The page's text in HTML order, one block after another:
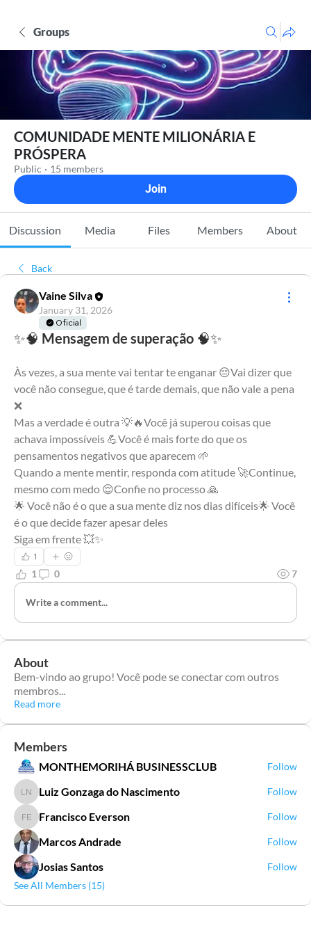
Groups
COMUNIDADE MENTE MILIONÁRIA E
PRÓSPERA
Public · 15 members
Join
Discussion Media Files Members About
Back
Vaine Silva
January 31, 2026
Oficial
✨🧠 Mensagem de superação 🧠✨
Às vezes, a sua mente vai tentar te enganar 😔Vai dizer que
você não consegue, que é tarde demais, que não vale a pena
❌
Mas a verdade é outra 💡🔥Você já superou coisas que
achava impossíveis 💪Você é mais forte do que os
pensamentos negativos que aparecem 🌱
Quando a mente mentir, responda com atitude 🚀Continue,
mesmo com medo 😌Confie no processo 🙏
🌟 Você não é o que a sua mente diz nos dias difíceis🌟 Você
é o que decide fazer apesar deles
Siga em frente 💥✨
1
1 0 7
Write a comment...
About
Bem-vindo ao grupo! Você pode se conectar com outros
membros...
Read more
Members
MONTHEMORIHÁ BUSINESSCLUB Follow
Luiz Gonzaga do Nascimento
Luiz Gonzaga do Nascimento Follow
Francisco Everson
Francisco Everson Follow
Marcos Andrade Follow
Josias Santos
Follow
See All Members (15)